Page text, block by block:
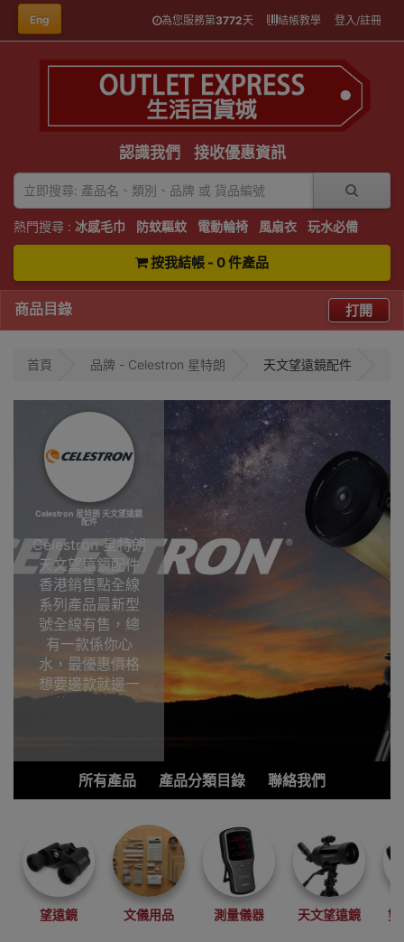
Eng 為您服務第3772天 結帳教學 登入/註冊
認識我們 接收優惠資訊
熱門搜尋 : 冰感毛巾 防蚊驅蚊 電動輪椅 風扇衣 玩水必備
按我結帳 - 0 件產品
商品目錄 打開
首頁 品牌 - Celestron 星特朗 天文望遠鏡配件
Celestron 星特朗 天文望遠鏡
配件
Celestron 星特朗
天文望遠鏡配件
香港銷售點全線
系列產品最新型
號全線有售，總
有一款係你心
水，最優惠價格
想要邊款就邊一
款，Outlet
購!Celestron 星
特朗天文望遠鏡
配件香港銷售點
所有產品 產品分類目錄 聯絡我們
望遠鏡 文儀用品 測量儀器 天文望遠鏡 雙